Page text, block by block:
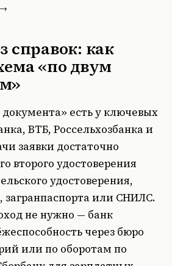
→
справок: как
«по двум
есть у ключевых
ВТБ, Россельхозбанка и
заявки достаточно
второго удостоверения
удостоверения,
загранпаспорта или СНИЛС.
не нужно — банк
через бюро
или по оборотам по